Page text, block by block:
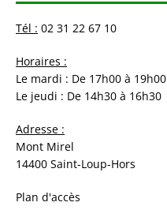
Tél : 02 31 22 67 10
Horaires :
Le mardi : De 17h00 à 19h00
Le jeudi : De 14h30 à 16h30
Adresse :
Mont Mirel
14400 Saint-Loup-Hors
Plan d'accès